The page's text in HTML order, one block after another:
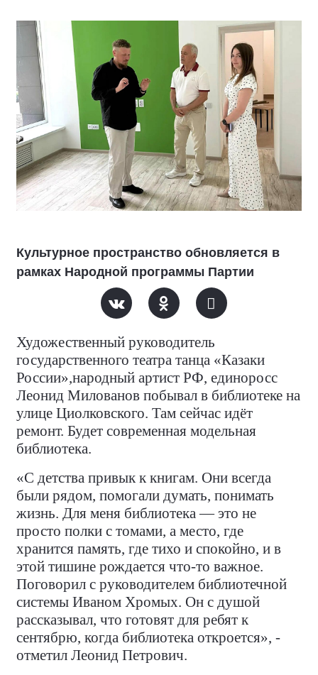
Культурное пространство обновляется в
рамках Народной программы Партии
Художественный руководитель
государственного театра танца «Казаки
России»,народный артист РФ, единоросс
Леонид Милованов побывал в библиотеке на
улице Циолковского. Там сейчас идёт
ремонт. Будет современная модельная
библиотека.
«С детства привык к книгам. Они всегда
были рядом, помогали думать, понимать
жизнь. Для меня библиотека — это не
просто полки с томами, а место, где
хранится память, где тихо и спокойно, и в
этой тишине рождается что-то важное.
Поговорил с руководителем библиотечной
системы Иваном Хромых. Он с душой
рассказывал, что готовят для ребят к
сентябрю, когда библиотека откроется», -
отметил Леонид Петрович.